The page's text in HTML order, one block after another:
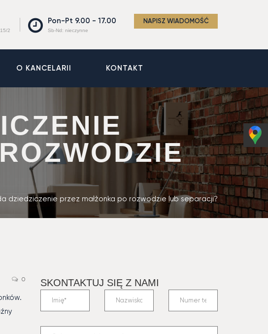
2
Pon-Pt 9.00 - 17.00
Sb-Nd: nieczynne
NAPISZ WIADOMOŚĆ
O KANCELARII KONTAKT
dziedziczenie przez małżonka po rozwodzie lub separacji?
0 SKONTAKTUJ SIĘ Z NAMI